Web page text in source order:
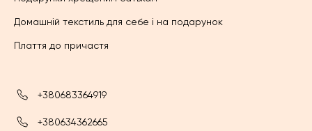
Домашній текстиль для себе і на подарунок
Плаття до причастя
+380683364919
+380634362665